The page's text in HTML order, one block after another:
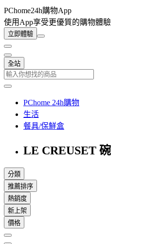
PChome24h購物App
使用App享受更優質的購物體驗
立即體驗
全站
PChome 24h購物
生活
餐具/保鮮盒
LE CREUSET 碗
分類
推薦排序
熱銷度
新上架
價格